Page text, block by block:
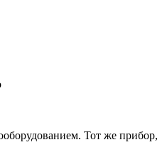
Тот же прибор,